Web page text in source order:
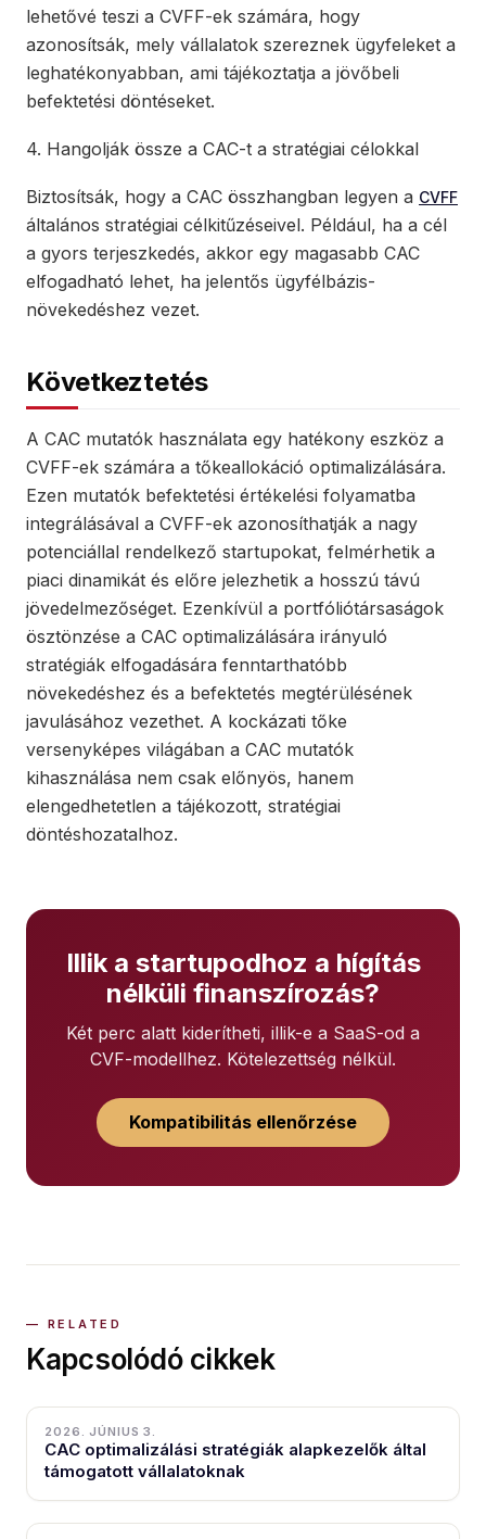
lehetővé teszi a CVFF-ek számára, hogy
azonosítsák, mely vállalatok szereznek ügyfeleket a
leghatékonyabban, ami tájékoztatja a jövőbeli
befektetési döntéseket.
4. Hangolják össze a CAC-t a stratégiai célokkal
Biztosítsák, hogy a CAC összhangban legyen a CVFF
általános stratégiai célkitűzéseivel. Például, ha a cél
a gyors terjeszkedés, akkor egy magasabb CAC
elfogadható lehet, ha jelentős ügyfélbázis-
növekedéshez vezet.
Következtetés
A CAC mutatók használata egy hatékony eszköz a
CVFF-ek számára a tőkeallokáció optimalizálására.
Ezen mutatók befektetési értékelési folyamatba
integrálásával a CVFF-ek azonosíthatják a nagy
potenciállal rendelkező startupokat, felmérhetik a
piaci dinamikát és előre jelezhetik a hosszú távú
jövedelmezőséget. Ezenkívül a portfóliótársaságok
ösztönzése a CAC optimalizálására irányuló
stratégiák elfogadására fenntarthatóbb
növekedéshez és a befektetés megtérülésének
javulásához vezethet. A kockázati tőke
versenyképes világában a CAC mutatók
kihasználása nem csak előnyös, hanem
elengedhetetlen a tájékozott, stratégiai
döntéshozatalhoz.
Illik a startupodhoz a hígítás
nélküli finanszírozás?
Két perc alatt kiderítheti, illik-e a SaaS-od a
CVF-modellhez. Kötelezettség nélkül.
Kompatibilitás ellenőrzése
Kapcsolódó cikkek
2026. JÚNIUS 3.
CAC optimalizálási stratégiák alapkezelők által
támogatott vállalatoknak